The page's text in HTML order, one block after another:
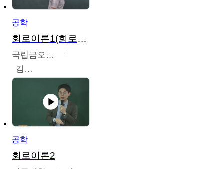
공학
회로이론1(회로이론1, 회로이론2, 전자회로1)
국립금오공과대학교
김명식
공학
회로이론2